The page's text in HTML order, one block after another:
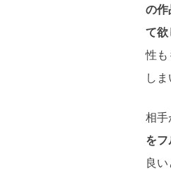
の作
て欲
性も
し
相手
を
良い